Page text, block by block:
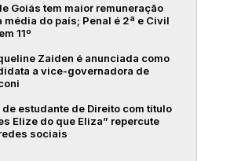
Goiás tem maior remuneração
média do país; Penal é 2ª e Civil
11º
Zaiden é anunciada como
a vice-governadora de
de estudante de Direito com título
Elize do que Eliza” repercute
sociais